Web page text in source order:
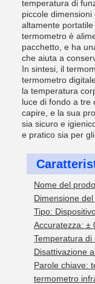
temperatura di
piccole
altamente
termometro è
pacchetto, e ha
che aiuta a
In sintesi, il
termometro
la temperatura
luce di fondo a tre
capire, e la sua
sia sicuro e
e pratico sia per
Nome del
Dimensione
Tipo:
Accuratezza: ±
Temperatura di
Disattivazione
Parole chiave:
termometro